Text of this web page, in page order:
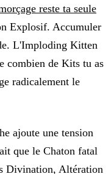
reste ta seule
Explosif. Accumuler
L'Imploding Kitten
combien de Kits tu as
radicalement le
ajoute une tension
que le Chaton fatal
Divination, Altération